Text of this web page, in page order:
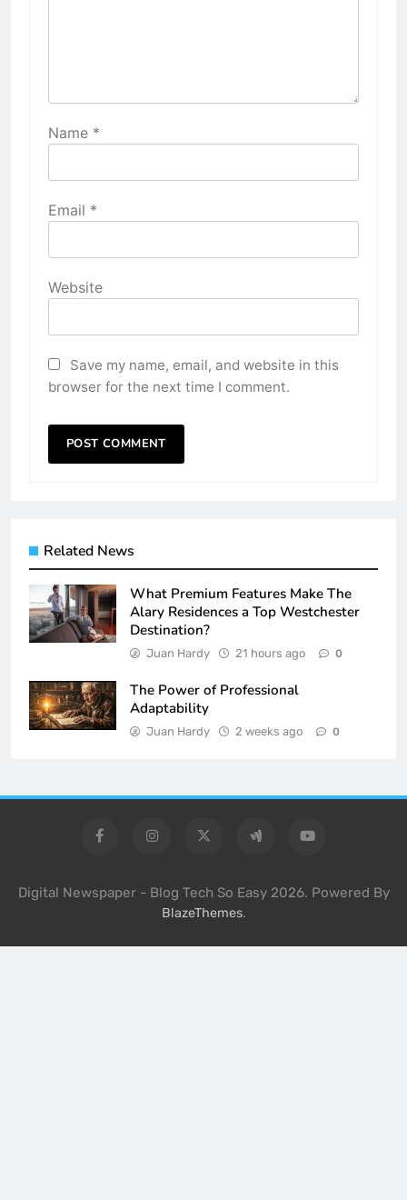
Name *
Email *
Website
Save my name, email, and website in this
browser for the next time I comment.
Related News
What Premium Features Make The
Alary Residences a Top Westchester
Destination?
Juan Hardy 21 hours ago 0
The Power of Professional
Adaptability
Juan Hardy 2 weeks ago 0
Digital Newspaper - Blog Tech So Easy 2026. Powered By
BlazeThemes.